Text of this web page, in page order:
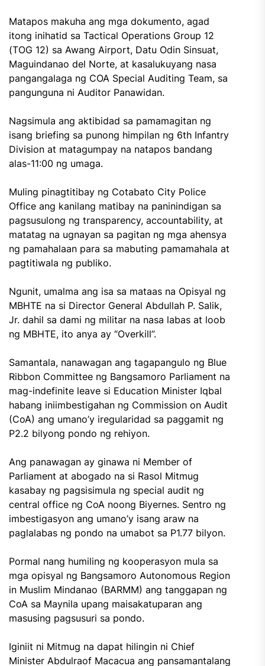
Matapos makuha ang mga dokumento, agad
itong inihatid sa Tactical Operations Group 12
(TOG 12) sa Awang Airport, Datu Odin Sinsuat,
Maguindanao del Norte, at kasalukuyang nasa
pangangalaga ng COA Special Auditing Team, sa
pangunguna ni Auditor Panawidan.
Nagsimula ang aktibidad sa pamamagitan ng
isang briefing sa punong himpilan ng 6th Infantry
Division at matagumpay na natapos bandang
alas-11:00 ng umaga.
Muling pinagtitibay ng Cotabato City Police
Office ang kanilang matibay na paninindigan sa
pagsusulong ng transparency, accountability, at
matatag na ugnayan sa pagitan ng mga ahensya
ng pamahalaan para sa mabuting pamamahala at
pagtitiwala ng publiko.
Ngunit, umalma ang isa sa mataas na Opisyal ng
MBHTE na si Director General Abdullah P. Salik,
Jr. dahil sa dami ng militar na nasa labas at loob
ng MBHTE, ito anya ay “Overkill”.
Samantala, nanawagan ang tagapangulo ng Blue
Ribbon Committee ng Bangsamoro Parliament na
mag-indefinite leave si Education Minister Iqbal
habang iniimbestigahan ng Commission on Audit
(CoA) ang umano’y iregularidad sa paggamit ng
P2.2 bilyong pondo ng rehiyon.
Ang panawagan ay ginawa ni Member of
Parliament at abogado na si Rasol Mitmug
kasabay ng pagsisimula ng special audit ng
central office ng CoA noong Biyernes. Sentro ng
imbestigasyon ang umano’y isang araw na
paglalabas ng pondo na umabot sa P1.77 bilyon.
Pormal nang humiling ng kooperasyon mula sa
mga opisyal ng Bangsamoro Autonomous Region
in Muslim Mindanao (BARMM) ang tanggapan ng
CoA sa Maynila upang maisakatuparan ang
masusing pagsusuri sa pondo.
Iginiit ni Mitmug na dapat hilingin ni Chief
Minister Abdulraof Macacua ang pansamantalang